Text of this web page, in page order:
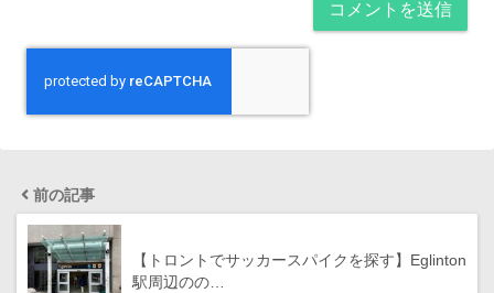
前の記事
【トロントでサッカースパイクを探す】Eglinton
駅周辺のの…